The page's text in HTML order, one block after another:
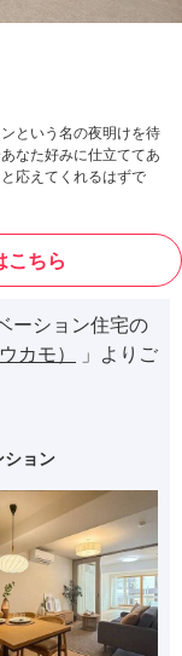
という名の夜明けを待
なた好みに仕立ててあ
応えてくれるはずで
こちら
ーション住宅の
カモ）
」よりご
ション